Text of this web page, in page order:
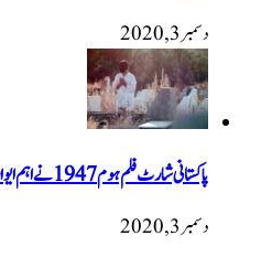
دسمبر 3, 2020
پاکستانی شارٹ فلم ہوم 1947 نےاہم ایوارڈ جیت لیا
دسمبر 3, 2020